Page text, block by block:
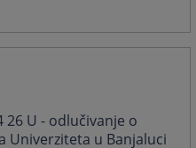
26 U - odlučivanje o
Univerziteta u Banjaluci